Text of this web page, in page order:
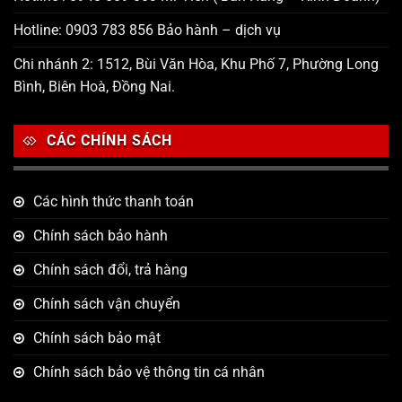
Hotline: 0903 783 856 Bảo hành – dịch vụ
Chi nhánh 2: 1512, Bùi Văn Hòa, Khu Phố 7, Phường Long
Bình, Biên Hoà, Đồng Nai.
CÁC CHÍNH SÁCH
Các hình thức thanh toán
Chính sách bảo hành
Chính sách đổi, trả hàng
Chính sách vận chuyển
Chính sách bảo mật
Chính sách bảo vệ thông tin cá nhân